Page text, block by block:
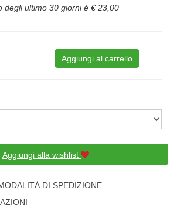
degli ultimo 30 giorni è € 23,00
Aggiungi al carrello
Aggiungi alla wishlist
DI SPEDIZIONE